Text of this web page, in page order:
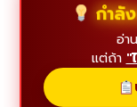
กำลั
อ่า
แต่ถ้า "